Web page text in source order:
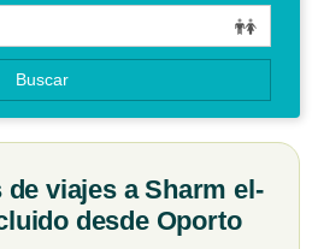
Buscar
a Sharm el-
desde Oporto